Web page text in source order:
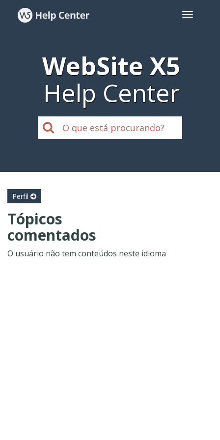
WebSite X5
Help Center
Perfil
Tópicos
comentados
O usuário não tem conteúdos neste idioma